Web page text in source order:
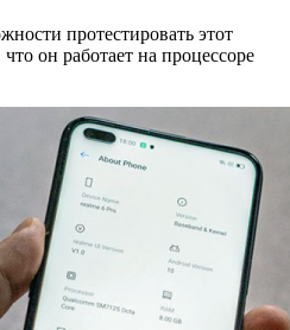
протестировать этот
он работает на процессоре